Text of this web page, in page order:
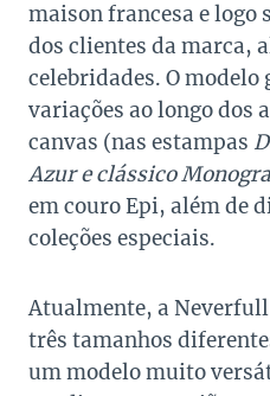
maison francesa e logo
dos clientes da marca,
celebridades. O modelo
variações ao longo dos
canvas (nas estampas
Azur e clássico
em couro Epi, além de
coleções especiais.
Atualmente, a
três tamanhos
um modelo muito